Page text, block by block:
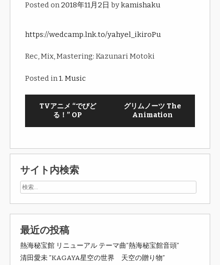
Posted on2018年11月2日 bykamishaku
https://wedcamp.lnk.to/yahyel_ikiroPu
Rec, Mix, Mastering: Kazunari Motoki
Posted in 1. Music
TVアニメ “でびど
る！” OP
グリムノーツ The
Animation
サイト内検索
最近の投稿
熱海秘宝館 リニューアル テーマ曲”熱海秘宝館音頭”
清田愛未 ”KAGAYA星空の世界 天空の贈り物”